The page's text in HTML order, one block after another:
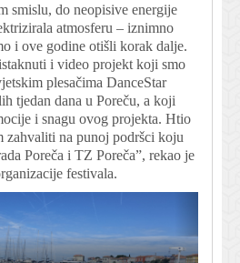
smislu, do neopisive energije
atmosferu – iznimno
i ove godine otišli korak dalje.
i video projekt koji smo
plesačima DanceStar
tjedan dana u Poreču, a koji
i snagu ovog projekta. Htio
zahvaliti na punoj podršci koju
Poreča i TZ Poreča”, rekao je
festivala.